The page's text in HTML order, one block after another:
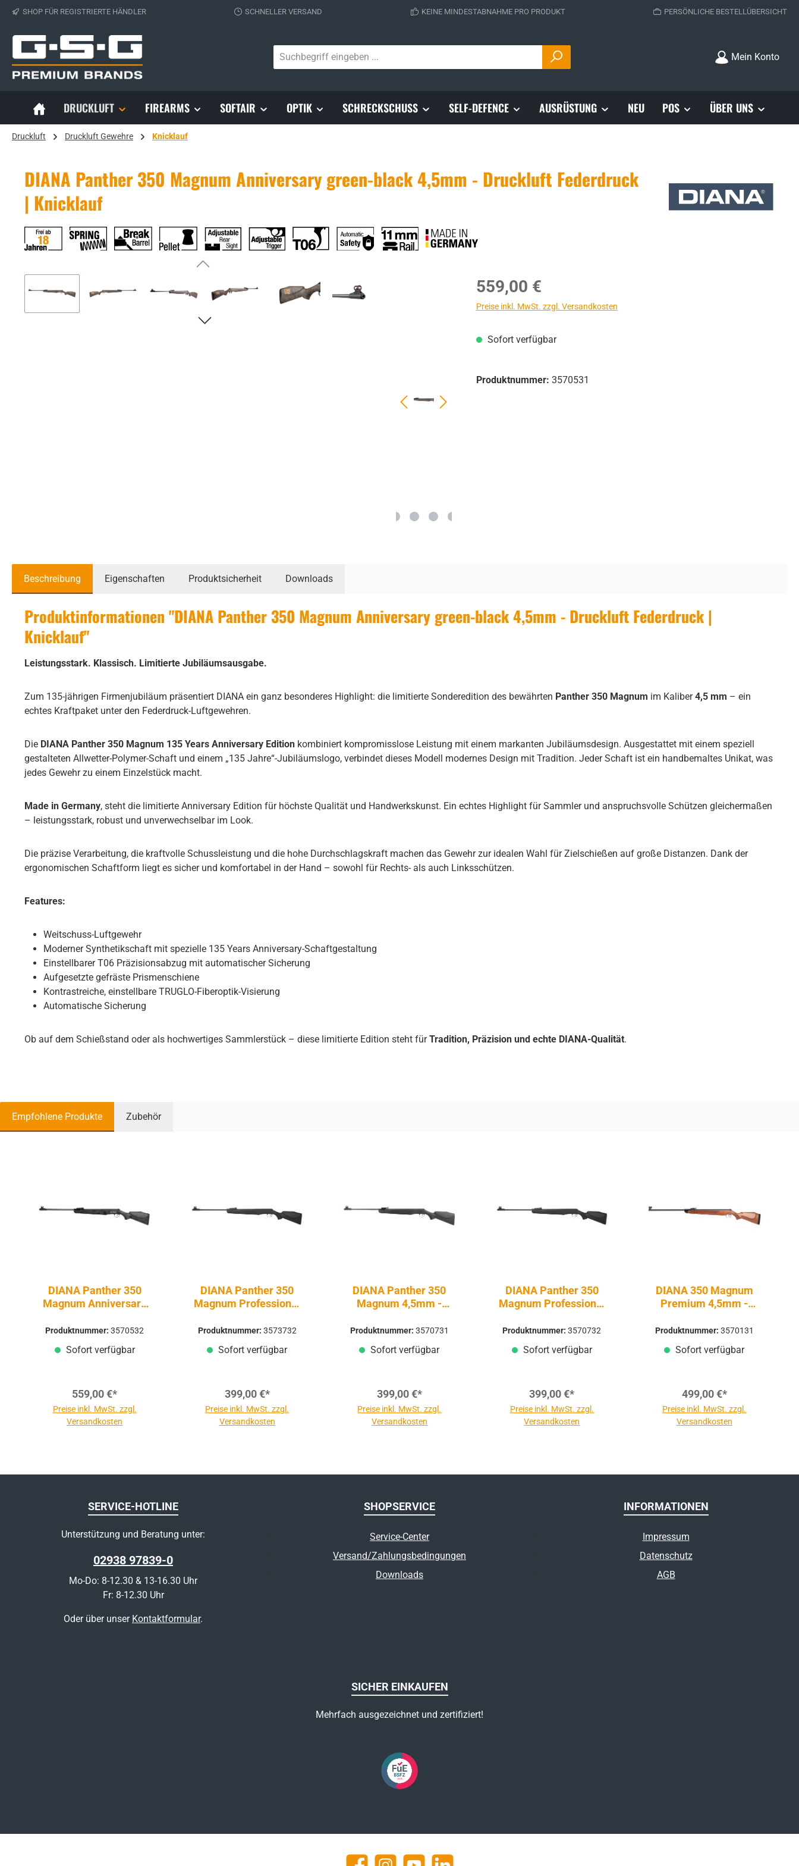
Hauptinhalt springen
Zur Suche springen
Zur Hauptnavigation springen
SHOP FÜR REGISTRIERTE HÄNDLER SCHNELLER VERSAND KEINE MINDESTABNAHME PRO PRODUKT PERSÖNLICHE BESTELLÜBERSICHT
Mein Konto
DRUCKLUFT FIREARMS SOFTAIR OPTIK SCHRECKSCHUSS SELF-DEFENCE AUSRÜSTUNG NEU POS ÜBER UNS
Druckluft Druckluft Gewehre Knicklauf
DIANA Panther 350 Magnum Anniversary green-black 4,5mm - Druckluft Federdruck
| Knicklauf
Regulärer Preis:
559,00 €
Preise inkl. MwSt. zzgl. Versandkosten
Sofort verfügbar
Produktnummer: 3570531
Beschreibung Eigenschaften Produktsicherheit Downloads
Produktinformationen "DIANA Panther 350 Magnum Anniversary green-black 4,5mm - Druckluft Federdruck |
Knicklauf"
Leistungsstark. Klassisch. Limitierte Jubiläumsausgabe.
Zum 135-jährigen Firmenjubiläum präsentiert DIANA ein ganz besonderes Highlight: die limitierte Sonderedition des bewährten Panther 350 Magnum im Kaliber4,5 mm – ein
echtes Kraftpaket unter den Federdruck-Luftgewehren.
Die DIANA Panther 350 Magnum 135 Years Anniversary Edition kombiniert kompromisslose Leistung mit einem markanten Jubiläumsdesign. Ausgestattet mit einem speziell
gestalteten Allwetter-Polymer-Schaft und einem „135 Jahre“-Jubiläumslogo, verbindet dieses Modell modernes Design mit Tradition. Jeder Schaft ist ein handbemaltes Unikat, was
jedes Gewehr zu einem Einzelstück macht.
Made in Germany, steht die limitierte Anniversary Edition für höchste Qualität und Handwerkskunst. Ein echtes Highlight für Sammler und anspruchsvolle Schützen gleichermaßen
– leistungsstark, robust und unverwechselbar im Look.
Die präzise Verarbeitung, die kraftvolle Schussleistung und die hohe Durchschlagskraft machen das Gewehr zur idealen Wahl für Zielschießen auf große Distanzen. Dank der
ergonomischen Schaftform liegt es sicher und komfortabel in der Hand – sowohl für Rechts- als auch Linksschützen.
Features:
Weitschuss-Luftgewehr
Moderner Synthetikschaft mit spezielle 135 Years Anniversary-Schaftgestaltung
Einstellbarer T06 Präzisionsabzug mit automatischer Sicherung
Aufgesetzte gefräste Prismenschiene
Kontrastreiche, einstellbare TRUGLO-Fiberoptik-Visierung
Automatische Sicherung
Ob auf dem Schießstand oder als hochwertiges Sammlerstück – diese limitierte Edition steht fürTradition, Präzision und echte DIANA-Qualität.
Empfohlene Produkte Zubehör
DIANA Panther 350
Magnum Anniversary
Druckluft Federdruck |
Produktnummer:3570532
Sofort verfügbar
559,00 €*
Preise inkl. MwSt. zzgl.
Versandkosten
DIANA Panther 350
Magnum Professional
Federdruck | Knicklauf
Produktnummer: 3573732
Sofort verfügbar
399,00 €*
Preise inkl. MwSt. zzgl.
Versandkosten
DIANA Panther 350
Magnum 4,5mm -
Knicklauf
Produktnummer: 3570731
Sofort verfügbar
399,00 €*
Preise inkl. MwSt. zzgl.
Versandkosten
DIANA Panther 350
Magnum Professional
Federdruck | Knicklauf
Produktnummer:3570732
Sofort verfügbar
399,00 €*
Preise inkl. MwSt. zzgl.
Versandkosten
DIANA 350 Magnum
Premium 4,5mm -
Knicklauf
Produktnummer: 3570131
Sofort verfügbar
499,00 €*
Preise inkl. MwSt. zzgl.
Versandkosten
SERVICE-HOTLINE
Unterstützung und Beratung unter:
02938 97839-0
Mo-Do: 8-12.30 & 13-16.30 Uhr
Fr: 8-12.30 Uhr
Oder über unser Kontaktformular.
SHOPSERVICE
Service-Center
Versand/Zahlungsbedingungen
Downloads
INFORMATIONEN
Impressum
Datenschutz
AGB
SICHER EINKAUFEN
Mehrfach ausgezeichnet und zertifiziert!